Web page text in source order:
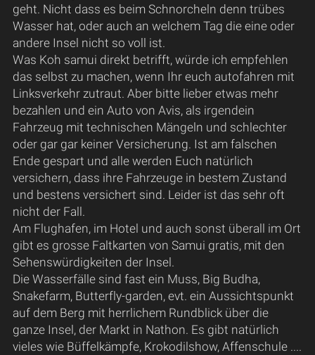
geht. Nicht dass es beim Schnorcheln denn trübes
Wasser hat, oder auch an welchem Tag die eine oder
andere Insel nicht so voll ist.
Was Koh samui direkt betrifft, würde ich empfehlen
das selbst zu machen, wenn Ihr euch autofahren mit
Linksverkehr zutraut. Aber bitte lieber etwas mehr
bezahlen und ein Auto von Avis, als irgendein
Fahrzeug mit technischen Mängeln und schlechter
oder gar gar keiner Versicherung. Ist am falschen
Ende gespart und alle werden Euch natürlich
versichern, dass ihre Fahrzeuge in bestem Zustand
und bestens versichert sind. Leider ist das sehr oft
nicht der Fall.
Am Flughafen, im Hotel und auch sonst überall im Ort
gibt es grosse Faltkarten von Samui gratis, mit den
Sehenswürdigkeiten der Insel.
Die Wasserfälle sind fast ein Muss, Big Budha,
Snakefarm, Butterfly-garden, evt. ein Aussichtspunkt
auf dem Berg mit herrlichem Rundblick über die
ganze Insel, der Markt in Nathon. Es gibt natürlich
vieles wie Büffelkämpfe, Krokodilshow, Affenschule ....